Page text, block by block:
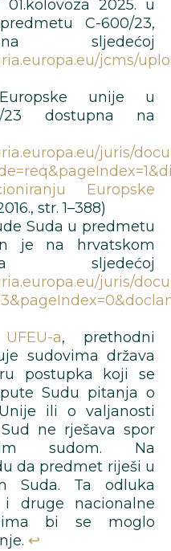
2025. u
C-600/23,
sljedećoj
jcms/
unije u
23 dostupna na
juris/
Europske
str. 1–388)
Suda u predmetu
je na hrvatskom
sljedećoj
juris/
a, prethodni
sudovima država
postupka koji se
Sudu pitanja o
ili o valjanosti
ne rješava spor
sudom. Na
da predmet riješi u
Suda. Ta odluka
druge nacionalne
bi se moglo
↩︎